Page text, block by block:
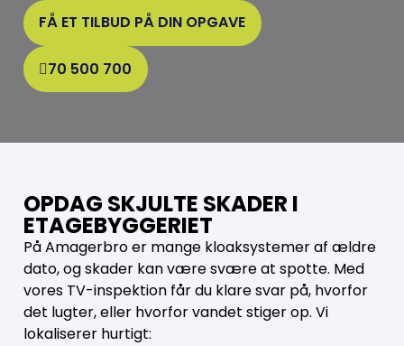
FÅ ET TILBUD PÅ DIN OPGAVE
70 500 700
OPDAG SKJULTE SKADER I
ETAGEBYGGERIET
På Amagerbro er mange kloaksystemer af ældre
dato, og skader kan være svære at spotte. Med
vores TV-inspektion får du klare svar på, hvorfor
det lugter, eller hvorfor vandet stiger op. Vi
lokaliserer hurtigt: